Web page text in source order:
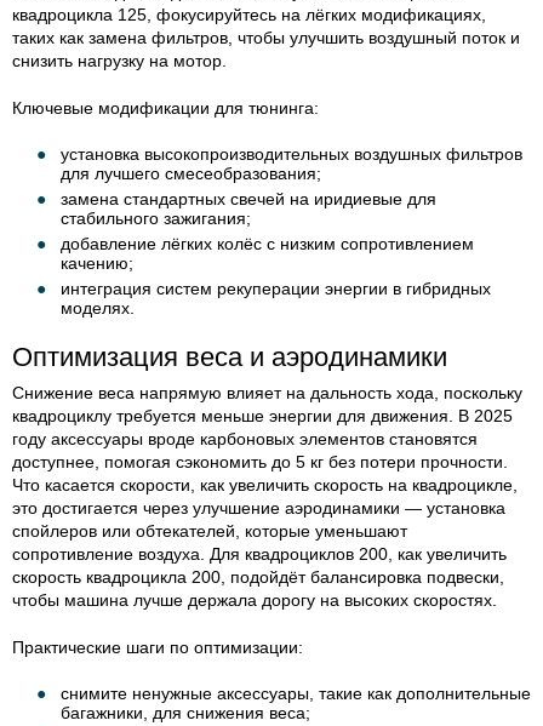
квадроцикла 125, фокусируйтесь на лёгких модификациях,
таких как замена фильтров, чтобы улучшить воздушный поток и
снизить нагрузку на мотор.
Ключевые модификации для тюнинга:
установка высокопроизводительных воздушных фильтров
для лучшего смесеобразования;
замена стандартных свечей на иридиевые для
стабильного зажигания;
добавление лёгких колёс с низким сопротивлением
качению;
интеграция систем рекуперации энергии в гибридных
моделях.
Оптимизация веса и аэродинамики
Снижение веса напрямую влияет на дальность хода, поскольку
квадроциклу требуется меньше энергии для движения. В 2025
году аксессуары вроде карбоновых элементов становятся
доступнее, помогая сэкономить до 5 кг без потери прочности.
Что касается скорости, как увеличить скорость на квадроцикле,
это достигается через улучшение аэродинамики — установка
спойлеров или обтекателей, которые уменьшают
сопротивление воздуха. Для квадроциклов 200, как увеличить
скорость квадроцикла 200, подойдёт балансировка подвески,
чтобы машина лучше держала дорогу на высоких скоростях.
Практические шаги по оптимизации:
снимите ненужные аксессуары, такие как дополнительные
багажники, для снижения веса;